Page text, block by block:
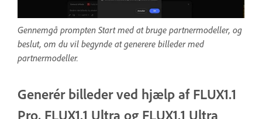
Gennemgå prompten Start med at bruge partnermodeller, og
beslut, om du vil begynde at generere billeder med
partnermodeller.
Generér billeder ved hjælp af FLUX1.1
Pro, FLUX1.1 Ultra og FLUX1.1 Ultra